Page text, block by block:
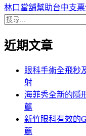
導
覽
文
一
章:
林口當舖幫助台中支
搜
關
近期文章
眼科手術全飛秒
射
海菲秀全新的隱
薦
新竹眼科有效的
薦